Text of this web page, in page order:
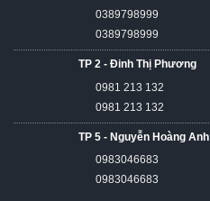
0389798999
0389798999
TP 2 - Đinh Thị Phương
0981 213 132
0981 213 132
TP 5 - Nguyễn Hoàng Anh
0983046683
0983046683